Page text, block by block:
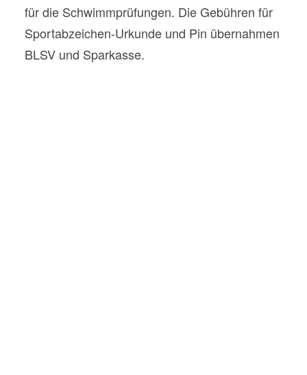
für die Schwimmprüfungen. Die Gebühren für
Sportabzeichen-Urkunde und Pin übernahmen
BLSV und Sparkasse.